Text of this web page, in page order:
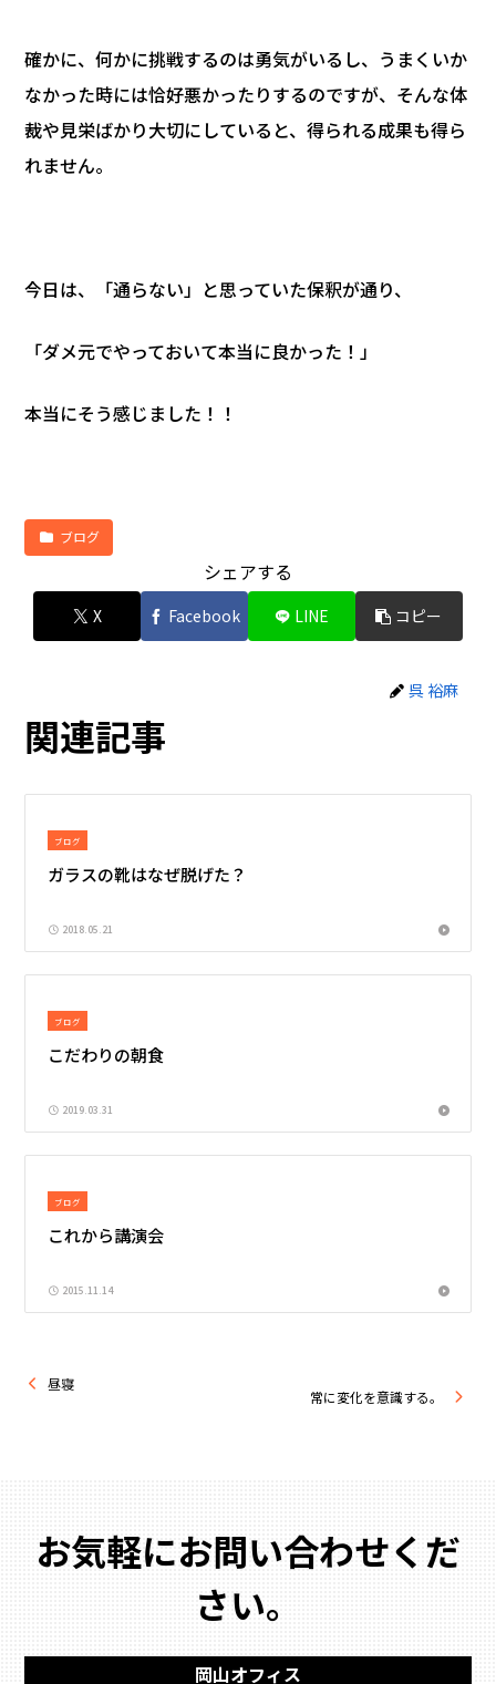
確かに、何かに挑戦するのは勇気がいるし、うまくいか
なかった時には恰好悪かったりするのですが、そんな体
裁や見栄ばかり大切にしていると、得られる成果も得ら
れません。
今日は、「通らない」と思っていた保釈が通り、
「ダメ元でやっておいて本当に良かった！」
本当にそう感じました！！
ブログ
シェアする
X Facebook LINE コピー
呉 裕麻
関連記事
ブログ
ガラスの靴はなぜ脱げた？
2018.05.21
ブログ
こだわりの朝食
2019.03.31
ブログ
これから講演会
2015.11.14
昼寝
常に変化を意識する。
お気軽にお問い合わせくだ
さい。
岡山オフィス